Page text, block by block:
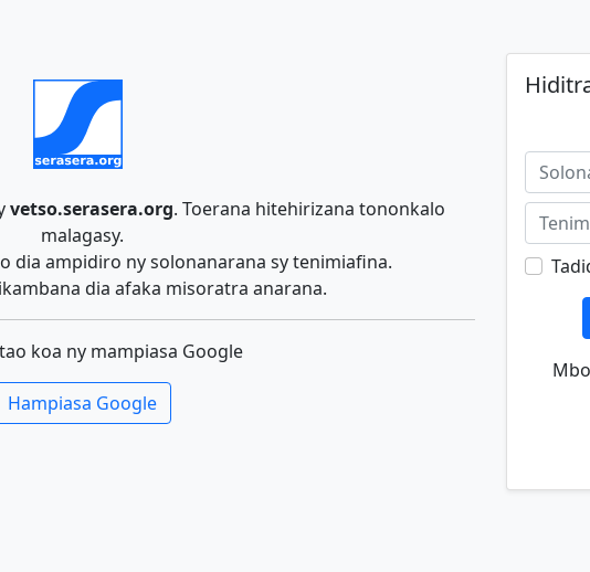
vetso.serasera.org. Toerana hitehirizana tononkalo
malagasy.
dia ampidiro ny solonanarana sy tenimiafina.
dia afaka misoratra anarana.
koa ny mampiasa Google
Hampiasa Google